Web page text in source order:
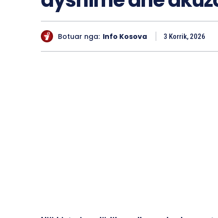
Botuar nga: Info Kosova 3 Korrik, 2026